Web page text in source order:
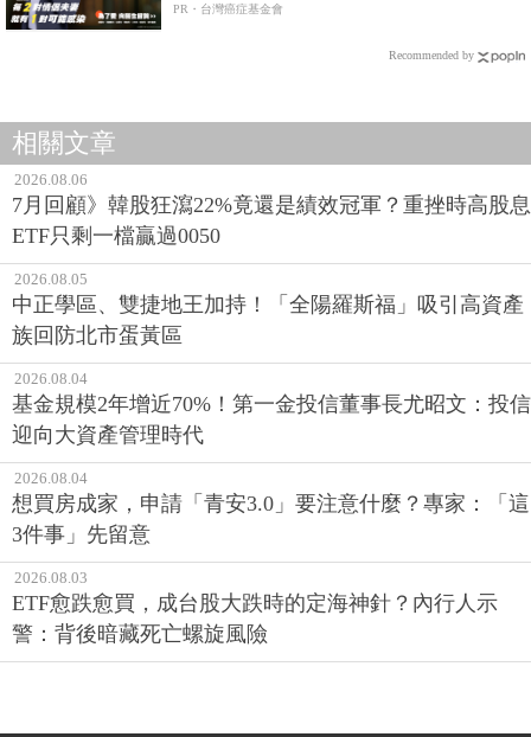
PR・台灣癌症基金會
Recommended by
相關文章
2026.08.06
7月回顧》韓股狂瀉22%竟還是績效冠軍？重挫時高股息
ETF只剩一檔贏過0050
2026.08.05
中正學區、雙捷地王加持！「全陽羅斯福」吸引高資產
族回防北市蛋黃區
2026.08.04
基金規模2年增近70%！第一金投信董事長尤昭文：投信
迎向大資產管理時代
2026.08.04
想買房成家，申請「青安3.0」要注意什麼？專家：「這
3件事」先留意
2026.08.03
ETF愈跌愈買，成台股大跌時的定海神針？內行人示
警：背後暗藏死亡螺旋風險